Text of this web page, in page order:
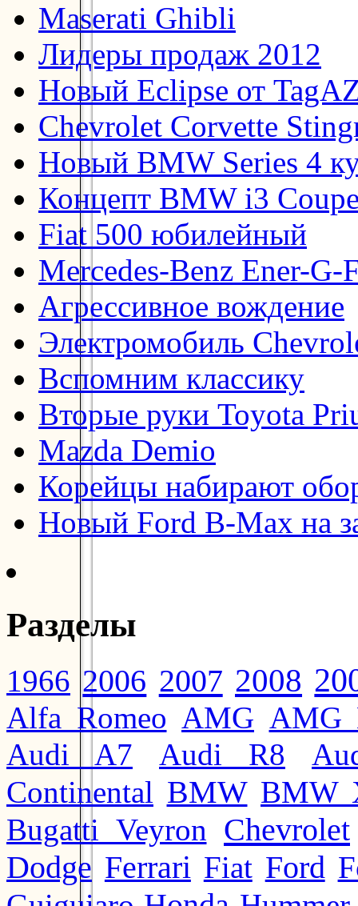
Maserati Ghibli
Лидеры продаж 2012
Новый Eclipse от
Chevrolet Corvette
Новый BMW Series 4
Концепт BMW i3
Fiat 500 юбилейный
Mercedes-Benz Ener-G-
Агрессивное вождение
Электромобиль
Вспомним классику
Вторые руки Toyota
Mazda Demio
Корейцы набирают
Новый Ford B-Max на
Разделы
1966 2006 2007 2008
Alfa Romeo AMG AMG
Audi A7
Audi R8
Continental BMW BMW
Bugatti Veyron Chevrolet
Dodge Ferrari Fiat Ford